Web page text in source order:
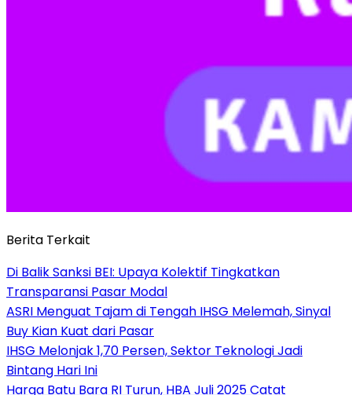
Berita Terkait
Di Balik Sanksi BEI: Upaya Kolektif Tingkatkan
Transparansi Pasar Modal
ASRI Menguat Tajam di Tengah IHSG Melemah, Sinyal
Buy Kian Kuat dari Pasar
IHSG Melonjak 1,70 Persen, Sektor Teknologi Jadi
Bintang Hari Ini
Harga Batu Bara RI Turun, HBA Juli 2025 Catat